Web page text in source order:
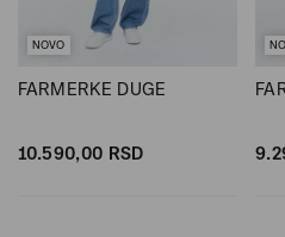
NOVO
FARMERKE DUGE
10.590,00 RSD